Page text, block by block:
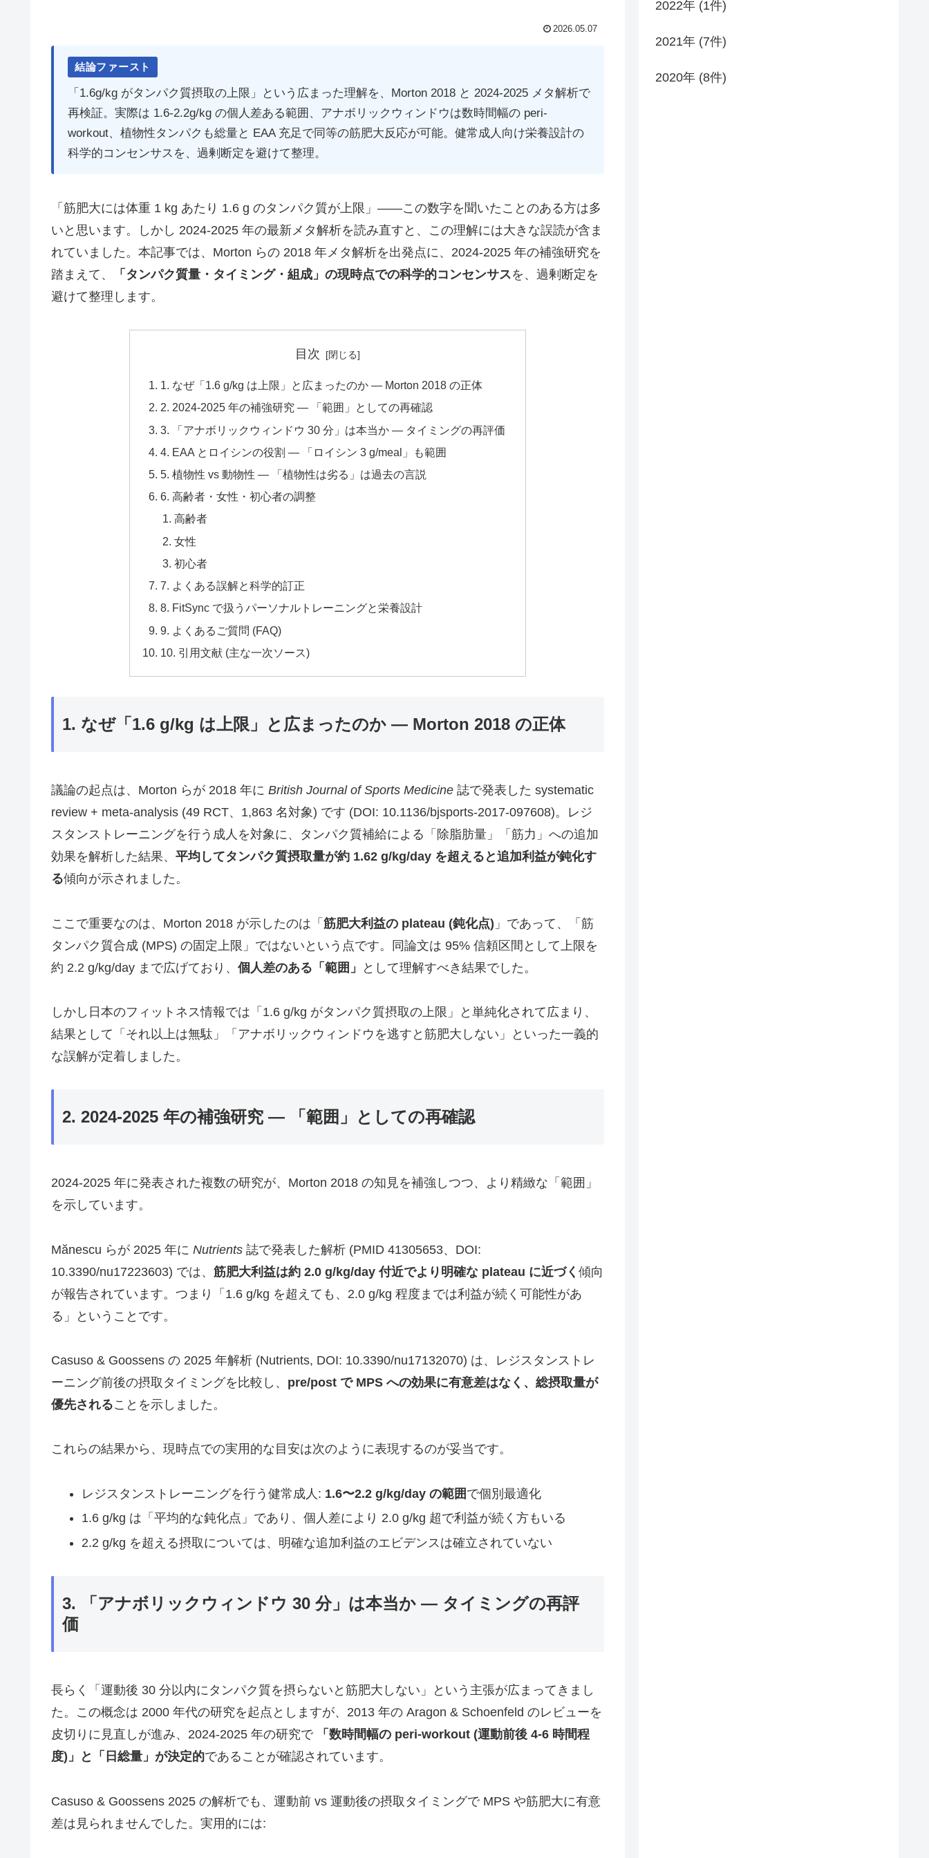
2026.05.07
結論ファースト
「1.6g/kg がタンパク質摂取の上限」という広まった理解を、Morton 2018 と 2024-2025 メタ解析で
再検証。実際は 1.6-2.2g/kg の個人差ある範囲、アナボリックウィンドウは数時間幅の peri-
workout、植物性タンパクも総量と EAA 充足で同等の筋肥大反応が可能。健常成人向け栄養設計の
科学的コンセンサスを、過剰断定を避けて整理。
「筋肥大には体重 1 kg あたり 1.6 g のタンパク質が上限」――この数字を聞いたことのある方は多
いと思います。しかし 2024-2025 年の最新メタ解析を読み直すと、この理解には大きな誤読が含ま
れていました。本記事では、Morton らの 2018 年メタ解析を出発点に、2024-2025 年の補強研究を
踏まえて、
「タンパク質量・タイミング・組成」の現時点での科学的コンセンサスを、過剰断定を
避けて整理します。
目次
1. なぜ「1.6 g/kg は上限」と広まったのか — Morton 2018 の正体
2. 2024-2025 年の補強研究 — 「範囲」としての再確認
3. 「アナボリックウィンドウ 30 分」は本当か — タイミングの再評価
4. EAA とロイシンの役割 — 「ロイシン 3 g/meal」も範囲
5. 植物性 vs 動物性 — 「植物性は劣る」は過去の言説
6. 高齢者・女性・初心者の調整
高齢者
女性
初心者
7. よくある誤解と科学的訂正
8. FitSync で扱うパーソナルトレーニングと栄養設計
9. よくあるご質問 (FAQ)
10. 引用文献 (主な一次ソース)
1. なぜ「1.6 g/kg は上限」と広まったのか — Morton 2018 の正体
議論の起点は、Morton らが 2018 年に British Journal of Sports Medicine 誌で発表した systematic
review + meta-analysis (49 RCT、1,863 名対象) です (DOI: 10.1136/bjsports-2017-097608)。レジ
スタンストレーニングを行う成人を対象に、タンパク質補給による「除脂肪量」「筋力」への追加
効果を解析した結果、 平均してタンパク質摂取量が約 1.62 g/kg/day を超えると追加利益が鈍化す
る傾向が示されました。
ここで重要なのは、Morton 2018 が示したのは「 筋肥大利益の plateau (鈍化点) 」であって、「筋
タンパク質合成 (MPS) の固定上限」ではないという点です。同論文は 95% 信頼区間として上限を
約 2.2 g/kg/day まで広げており、 個人差のある「範囲」 として理解すべき結果でした。
しかし日本のフィットネス情報では「1.6 g/kg がタンパク質摂取の上限」と単純化されて広まり、
結果として「それ以上は無駄」「アナボリックウィンドウを逃すと筋肥大しない」といった一義的
な誤解が定着しました。
2. 2024-2025 年の補強研究 — 「範囲」としての再確認
2024-2025 年に発表された複数の研究が、Morton 2018 の知見を補強しつつ、より精緻な「範囲」
を示しています。
Mănescu らが 2025 年に Nutrients 誌で発表した解析 (PMID 41305653、DOI:
10.3390/nu17223603) では、 筋肥大利益は約 2.0 g/kg/day 付近でより明確な plateau に近づく 傾向
が報告されています。つまり「1.6 g/kg を超えても、2.0 g/kg 程度までは利益が続く可能性があ
る」ということです。
Casuso & Goossens の 2025 年解析 (Nutrients, DOI: 10.3390/nu17132070) は、レジスタンストレ
ーニング前後の摂取タイミングを比較し、 pre/post で MPS への効果に有意差はなく、総摂取量が
優先されることを示しました。
これらの結果から、現時点での実用的な目安は次のように表現するのが妥当です。
レジスタンストレーニングを行う健常成人: 1.6〜2.2 g/kg/day の範囲 で個別最適化
1.6 g/kg は「平均的な鈍化点」であり、個人差により 2.0 g/kg 超で利益が続く方もいる
2.2 g/kg を超える摂取については、明確な追加利益のエビデンスは確立されていない
3. 「アナボリックウィンドウ 30 分」は本当か — タイミングの再評
価
長らく「運動後 30 分以内にタンパク質を摂らないと筋肥大しない」という主張が広まってきまし
た。この概念は 2000 年代の研究を起点としますが、2013 年の Aragon & Schoenfeld のレビューを
皮切りに見直しが進み、2024-2025 年の研究で
「数時間幅の peri-workout (運動前後 4-6 時間程
度)」と「日総量」が決定的であることが確認されています。
Casuso & Goossens 2025 の解析でも、運動前 vs 運動後の摂取タイミングで MPS や筋肥大に有意
差は見られませんでした。実用的には:
2022年 (1件)
2021年 (7件)
2020年 (8件)